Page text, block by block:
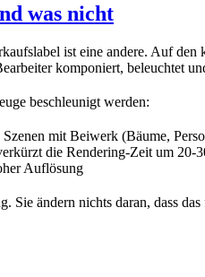
was nicht
ist eine andere. Auf
komponiert, beleuchtet
beschleunigt werden:
mit Beiwerk (Bäume,
die Rendering-Zeit um 20-
Auflösung
ändern nichts daran, dass